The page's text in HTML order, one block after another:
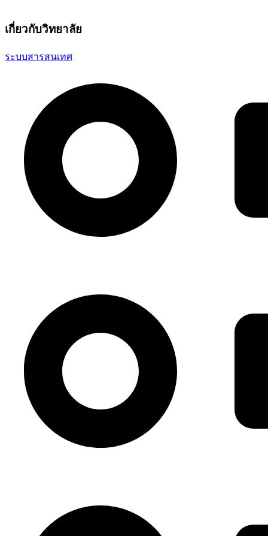
เกี่ยวกับวิทยาลัย
ระบบสารสนเทศ